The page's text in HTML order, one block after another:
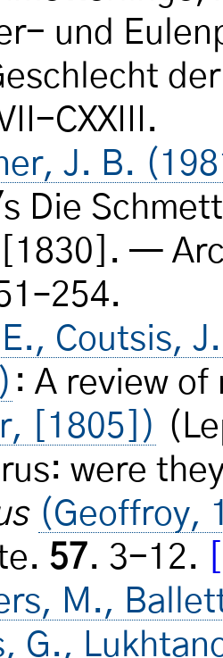
und
CXXIII.
J. B.
Die
—
Coutsis,
: A review
[1805])
were
(Geoffroy,
57. 3-12.
M.,
G.,